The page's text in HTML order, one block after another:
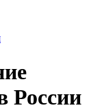
России